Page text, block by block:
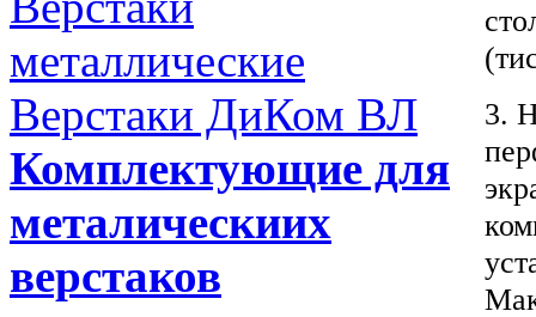
металлические
Верстаки ДиКом ВЛ
Комплектующие для
металическиих
верстаков
3.